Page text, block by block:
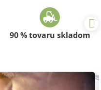
90 % tovaru skladom